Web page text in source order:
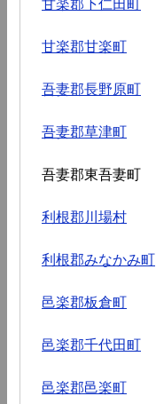
甘楽郡甘楽町
吾妻郡長野原町
吾妻郡草津町
吾妻郡東吾妻町
利根郡川場村
利根郡みなかみ町
邑楽郡板倉町
邑楽郡千代田町
邑楽郡邑楽町